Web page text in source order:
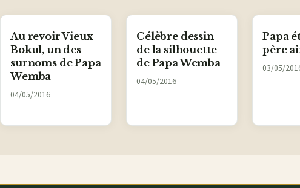
Au revoir Vieux
Bokul, un des
surnoms de Papa
Wemba
04/05/2016
Célèbre dessin
de la silhouette
de Papa Wemba
04/05/2016
Papa
père
03/05/